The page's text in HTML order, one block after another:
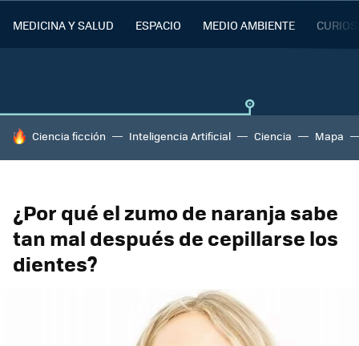
MEDICINA Y SALUD ESPACIO MEDIO AMBIENTE
HOY SE HABLA DE
Ciencia ficción Inteligencia Artificial Ciencia Mapa
¿Por qué el zumo de naranja sabe
tan mal después de cepillarse los
dientes?